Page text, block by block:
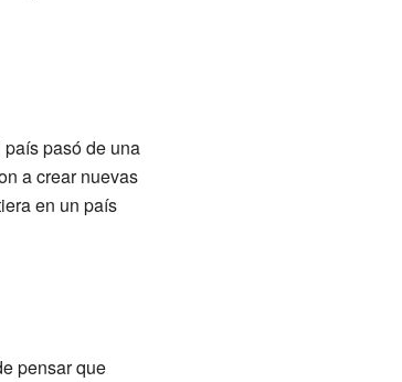
pasó de una
a crear nuevas
en un país
pensar que